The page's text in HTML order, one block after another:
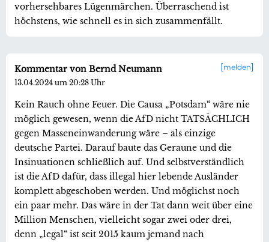
vorhersehbares Lügenmärchen. Überraschend ist
höchstens, wie schnell es in sich zusammenfällt.
melden
Kommentar von Bernd Neumann
13.04.2024 um 20:28 Uhr
Kein Rauch ohne Feuer. Die Causa „Potsdam“ wäre nie
möglich gewesen, wenn die AfD nicht TATSÄCHLICH
gegen Masseneinwanderung wäre – als einzige
deutsche Partei. Darauf baute das Geraune und die
Insinuationen schließlich auf. Und selbstverständlich
ist die AfD dafür, dass illegal hier lebende Ausländer
komplett abgeschoben werden. Und möglichst noch
ein paar mehr. Das wäre in der Tat dann weit über eine
Million Menschen, vielleicht sogar zwei oder drei,
denn „legal“ ist seit 2015 kaum jemand nach